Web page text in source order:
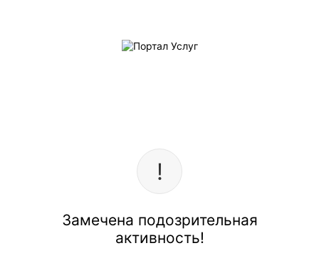
Замечена подозрительная
активность!